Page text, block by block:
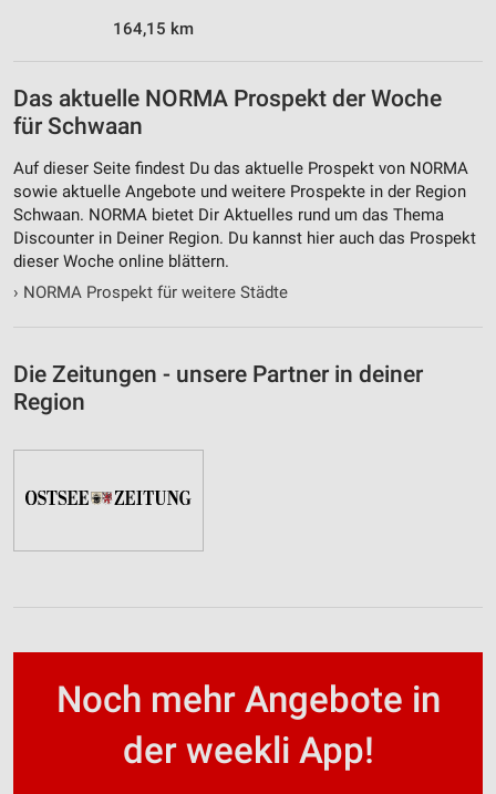
164,15 km
Das aktuelle NORMA Prospekt der Woche
für Schwaan
Auf dieser Seite findest Du das aktuelle Prospekt von NORMA
sowie aktuelle Angebote und weitere Prospekte in der Region
Schwaan. NORMA bietet Dir Aktuelles rund um das Thema
Discounter in Deiner Region. Du kannst hier auch das Prospekt
dieser Woche online blättern.
› NORMA Prospekt für weitere Städte
Die Zeitungen - unsere Partner in deiner
Region
Noch mehr Angebote in
der weekli App!